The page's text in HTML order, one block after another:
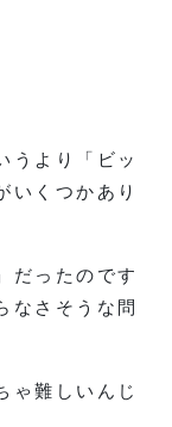
うより「ビッ
いくつかあり
だったのです
なさそうな問
ゃ難しいんじ